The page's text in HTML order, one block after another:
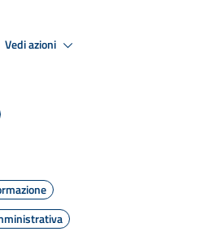
Vedi azioni